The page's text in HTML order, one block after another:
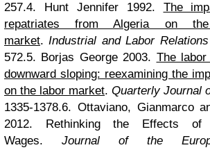
257.4. Hunt Jennifer1992. The
repatriates from Algeria on
market.Industrial and Labor
572.5. Borjas George 2003. The
downward sloping: reexamining the
on the labor market. Quarterly Journal
1335-1378.6. Ottaviano, Gianmarco
2012. Rethinking the Effects of
Wages. Journal of the